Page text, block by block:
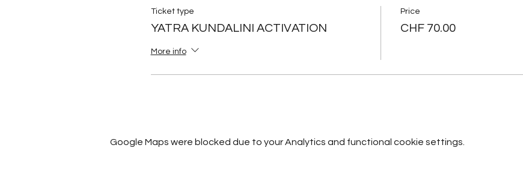
Ticket type
YATRA KUNDALINI ACTIVATION
More info
Price
CHF 70.00
Google Maps were blocked due to your Analytics and functional cookie settings.